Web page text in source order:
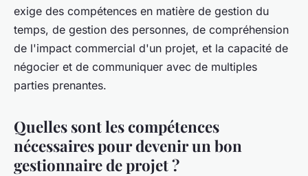
exige des compétences en matière de gestion du
temps, de gestion des personnes, de compréhension
de l'impact commercial d'un projet, et la capacité de
négocier et de communiquer avec de multiples
parties prenantes.
Quelles sont les compétences
nécessaires pour devenir un bon
gestionnaire de projet ?